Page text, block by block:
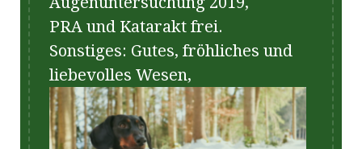
PRA und Katarakt frei.
Sonstiges: Gutes, fröhliches und
liebevolles Wesen,